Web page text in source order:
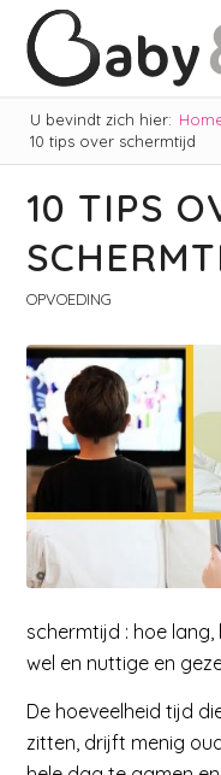
U bevindt zich hier:
10 tips over schermtijd
10 TIPS
OPVOEDING
schermtijd : hoe
wel en nuttige en
De hoeveelheid tijd
zitten, drijft menig